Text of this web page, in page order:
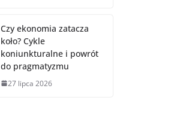
Czy ekonomia zatacza
koło? Cykle
koniunkturalne i powrót
do pragmatyzmu
27 lipca 2026